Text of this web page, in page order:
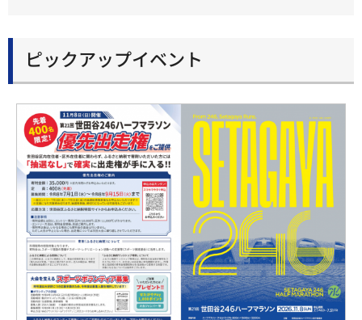
ピックアップイベント